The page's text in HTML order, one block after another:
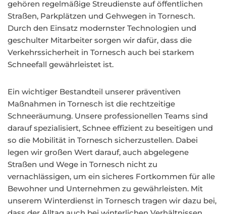
gehören regelmäßige Streudienste auf öffentlichen
Straßen, Parkplätzen und Gehwegen in Tornesch.
Durch den Einsatz modernster Technologien und
geschulter Mitarbeiter sorgen wir dafür, dass die
Verkehrssicherheit in Tornesch auch bei starkem
Schneefall gewährleistet ist.
Ein wichtiger Bestandteil unserer präventiven
Maßnahmen in Tornesch ist die rechtzeitige
Schneeräumung. Unsere professionellen Teams sind
darauf spezialisiert, Schnee effizient zu beseitigen und
so die Mobilität in Tornesch sicherzustellen. Dabei
legen wir großen Wert darauf, auch abgelegene
Straßen und Wege in Tornesch nicht zu
vernachlässigen, um ein sicheres Fortkommen für alle
Bewohner und Unternehmen zu gewährleisten. Mit
unserem Winterdienst in Tornesch tragen wir dazu bei,